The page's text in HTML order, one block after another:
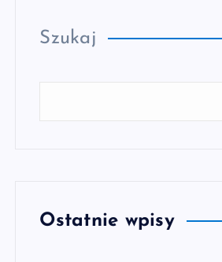
Szukaj
Ostatnie wpisy